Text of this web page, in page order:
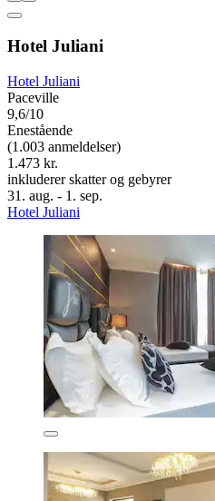
Hotel Juliani
Hotel Juliani
Paceville
9,6/10
Enestående
(1.003 anmeldelser)
1.473 kr.
inkluderer skatter og gebyrer
31. aug. - 1. sep.
Hotel Juliani